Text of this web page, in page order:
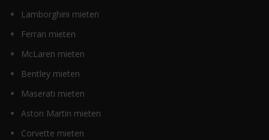
Lamborghini mieten
Ferrari mieten
McLaren mieten
Bentley mieten
Maserati mieten
Aston Martin mieten
Corvette mieten